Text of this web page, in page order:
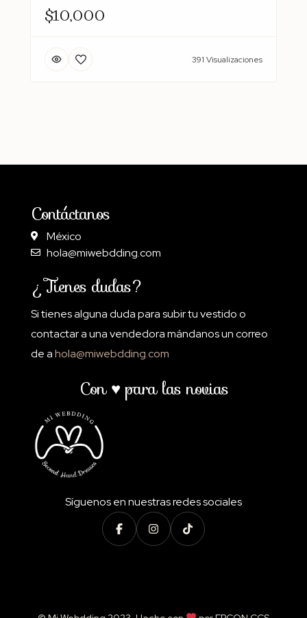
$10,000
391 Visualizaciones
Contáctanos
México
hola@miwebdding.com
¿Tienes dudas?
Si tienes alguna duda para subir tu vestido o
contactar a una vendedora mándanos un correo
de ahola@miwebdding.com
Con ♥ para las novias
Síguenos en nuestras redes sociales